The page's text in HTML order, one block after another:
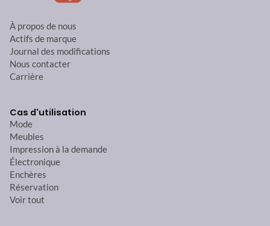
À propos de nous
Actifs de marque
Journal des modifications
Nous contacter
Carrière
Cas d'utilisation
Mode
Meubles
Impression à la demande
Électronique
Enchères
Réservation
Voir tout